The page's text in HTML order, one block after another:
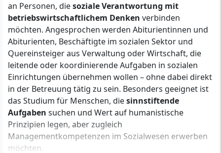
an Personen, diesoziale Verantwortung mit
betriebswirtschaftlichem Denken verbinden
möchten. Angesprochen werden Abiturientinnen und
Abiturienten, Beschäftigte im sozialen Sektor und
Quereinsteiger aus Verwaltung oder Wirtschaft, die
leitende oder koordinierende Aufgaben in sozialen
Einrichtungen übernehmen wollen – ohne dabei direkt
in der Betreuung tätig zu sein. Besonders geeignet ist
das Studium für Menschen, diesinnstiftende
Aufgaben suchen und Wert auf humanistische
Prinzipien legen, aber zugleich
Managementkompetenzen im Sozialwesen erwerben
möchten.